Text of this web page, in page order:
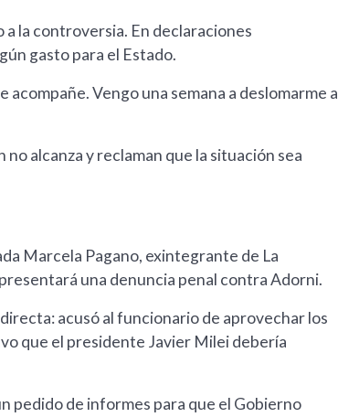
la controversia. En declaraciones
gasto para el Estado.
Vengo una semana a deslomarme a
alcanza y reclaman que la situación sea
Marcela Pagano, exintegrante de La
una denuncia penal contra Adorni.
acusó al funcionario de aprovechar los
que el presidente Javier Milei debería
pedido de informes para que el Gobierno